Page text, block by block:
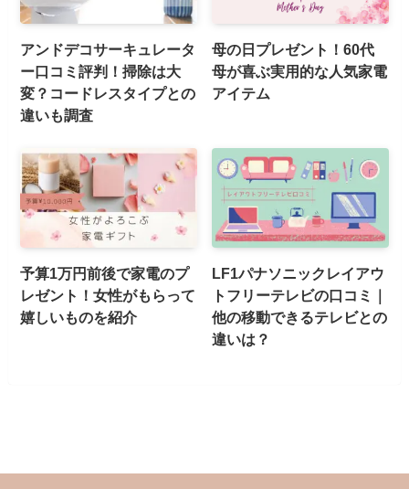
アンドデコサーキュレータ
ー口コミ評判！掃除は大
変？コードレスタイプとの
違いも調査
母の日プレゼント！60代
母が喜ぶ実用的な人気家電
アイテム
予算1万円前後で家電のプ
レゼント！女性がもらって
嬉しいものを紹介
LF1パナソニックレイアウ
トフリーテレビの口コミ｜
他の移動できるテレビとの
違いは？